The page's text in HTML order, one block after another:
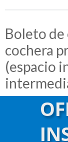
Boleto de
cochera
(espacio
Publicada en
BOLETO DE
VEHÍCULO